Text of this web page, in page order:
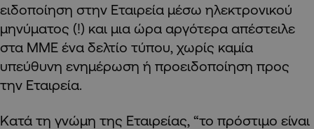
ειδοποίηση στην Εταιρεία μέσω ηλεκτρονικού
μηνύματος (!) και μια ώρα αργότερα απέστειλε
στα ΜΜΕ ένα δελτίο τύπου, χωρίς καμία
υπεύθυνη ενημέρωση ή προειδοποίηση προς
την Εταιρεία.
Κατά τη γνώμη της Εταιρείας, “το πρόστιμο είναι